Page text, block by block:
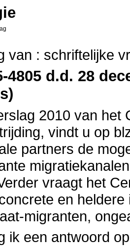
van : schriftelijke
4805 d.d. 28
2010 van het
vindt u op
partners de
vraagt het
en
migranten,
ik een antwoord